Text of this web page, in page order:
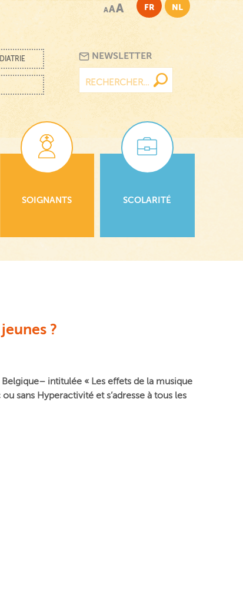
AAA FR NL
NEWSLETTER
SOIGNANTS SCOLARITÉ
?
intitulée « Les effets de la musique
sans Hyperactivité et s’adresse à tous les